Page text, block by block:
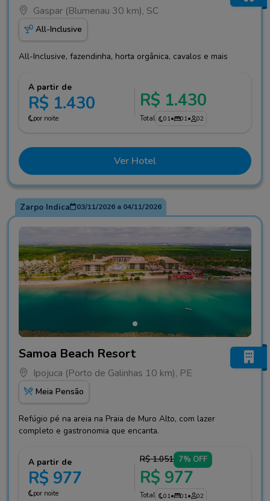
Gaspar (Blumenau 30 km), SC
All-Inclusive
All-Inclusive, fazendinha, horta orgânica, cavalos e mais
A partir de
R$ 1.430
por noite
R$ 1.430
Total 01• 01• 02
Ver Hotel
Zarpo Indica 03/11/2026a 04/11/2026
Samoa Beach Resort
Ipojuca (Porto de Galinhas 10 km), PE
Meia Pensão
Refúgio pé na areia na Praia de Muro Alto, com lazer
completo e gastronomia que encanta.
A partir de
R$ 977
por noite
R$ 1.051 7% OFF
R$ 977
Total 01• 01• 02